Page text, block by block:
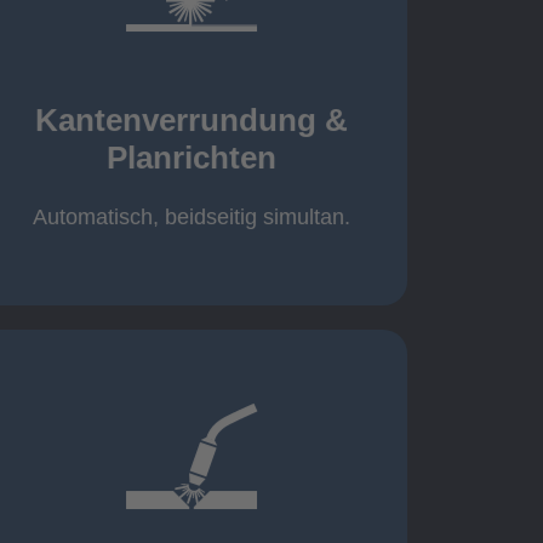
Kantenverrundung &
Planrichten
Automatisch, beidseitig simultan.
Kantenverrundung &
Planrichten
Cobot-Schweißzelle 2 x 1 x 1m /
400A, CMT, 1.000 kg